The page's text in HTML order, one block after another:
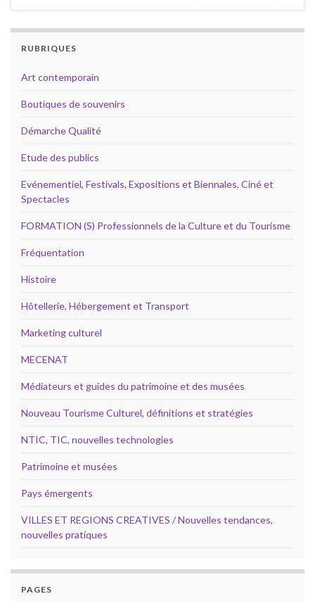
RUBRIQUES
Art contemporain
Boutiques de souvenirs
Démarche Qualité
Etude des publics
Evénementiel, Festivals, Expositions et Biennales, Ciné et
Spectacles
FORMATION (S) Professionnels de la Culture et du Tourisme
Fréquentation
Histoire
Hôtellerie, Hébergement et Transport
Marketing culturel
MECENAT
Médiateurs et guides du patrimoine et des musées
Nouveau Tourisme Culturel, définitions et stratégies
NTIC, TIC, nouvelles technologies
Patrimoine et musées
Pays émergents
VILLES ET REGIONS CREATIVES / Nouvelles tendances,
nouvelles pratiques
PAGES